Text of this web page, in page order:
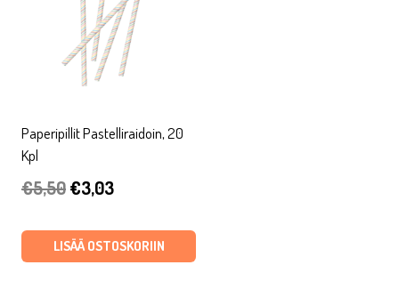
Paperipillit Pastelliraidoin, 20
Kpl
€5,50Alkuperäinen
oli:
€3,03Nykyinen
on:
LISÄÄ OSTOSKORIIN